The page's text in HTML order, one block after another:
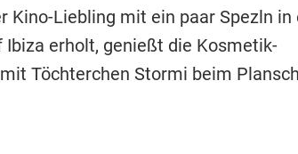
Kino-Liebling mit ein paar Spezln in
Ibiza erholt, genießt die Kosmetik-
Töchterchen Stormi beim